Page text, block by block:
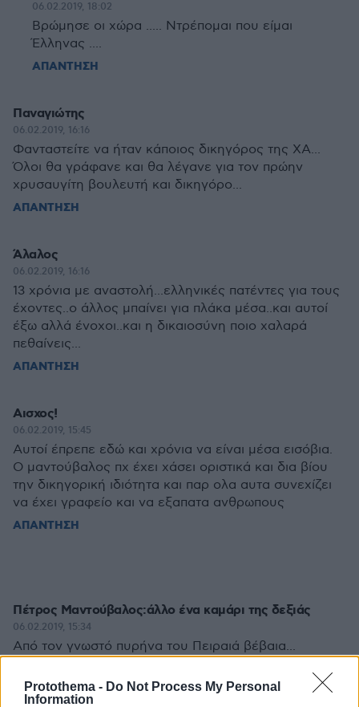
Protothema - Do Not Process My Personal
Information
06.02.2019, 18:02
Βρώμησε οι χώρα ..... Ντρέπομαι που είμαι
Έλληνας ....
ΑΠΑΝΤΗΣΗ
Παναγιώτης
06.02.2019, 16:16
Φανταστείτε να ήταν κάποιος δικηγόρος της ΧΑ...
Όλοι θα γράφανε και θα λέγανε για τον πρώην
χρυσαυγίτη βουλευτή και δικηγόρο...
ΑΠΑΝΤΗΣΗ
Άλαλος
06.02.2019, 16:16
13 χρόνια με αναστολή...ελληνικές πατέντες για τους
έχοντες..ο άλλος μπαίνει για πλάκα μέσα..και αυτοί
έξω αλλά ένοχοι..και η δικαιοσύνη ποιο χαλαρά
πεθαίνεις...
ΑΠΑΝΤΗΣΗ
Αισχος!
06.02.2019, 15:45
Αυτοί έπρεπε εδώ και χρόνια να είναι μέσα εισόβια.
Ο μαντούβαλος πχ έχει χάσει οριστικά και δια βίου
την δικηγορική ιδιότητα και παρ ολα αυτα συνεχίζει
να έχει γραφείο και να εξαπατα ανθρωπους
ΑΠΑΝΤΗΣΗ
Πέτρος Μαντούβαλος:άλλο ένα καμάρι της δεξιάς
06.02.2019, 15:34
Από τον γνωστό πυρήνα του Πειραιά βέβαια...